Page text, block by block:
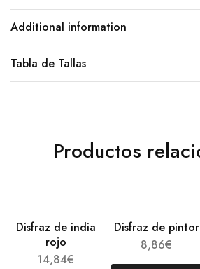
Additional information
Tabla de Tallas
Productos
Disfraz de india
rojo
14,84€
Disfraz de pintor
8,86€